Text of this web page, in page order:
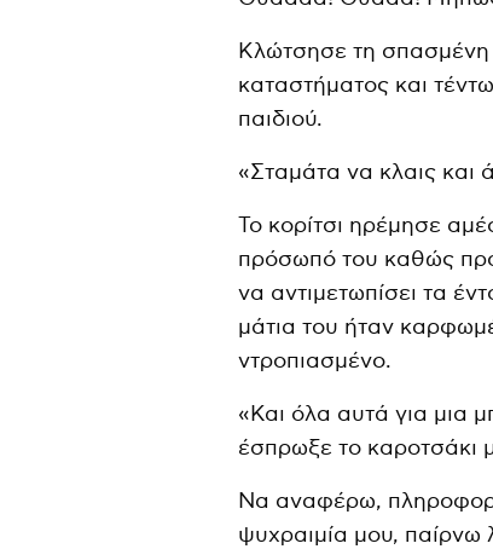
Κλώτσησε τη
καταστήματος και
παιδιού.
«Σταμάτα να κλαις και
Το κορίτσι ηρέμησε
πρόσωπό του καθώς
να αντιμετωπίσει τα
μάτια του ήταν
ντροπιασμένο.
«Και όλα αυτά για μια
έσπρωξε το καροτσάκι
Να αναφέρω,
ψυχραιμία μου,